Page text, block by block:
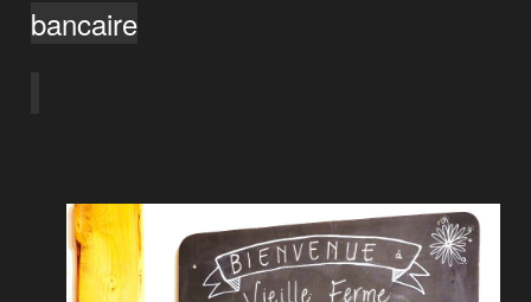
bancaire